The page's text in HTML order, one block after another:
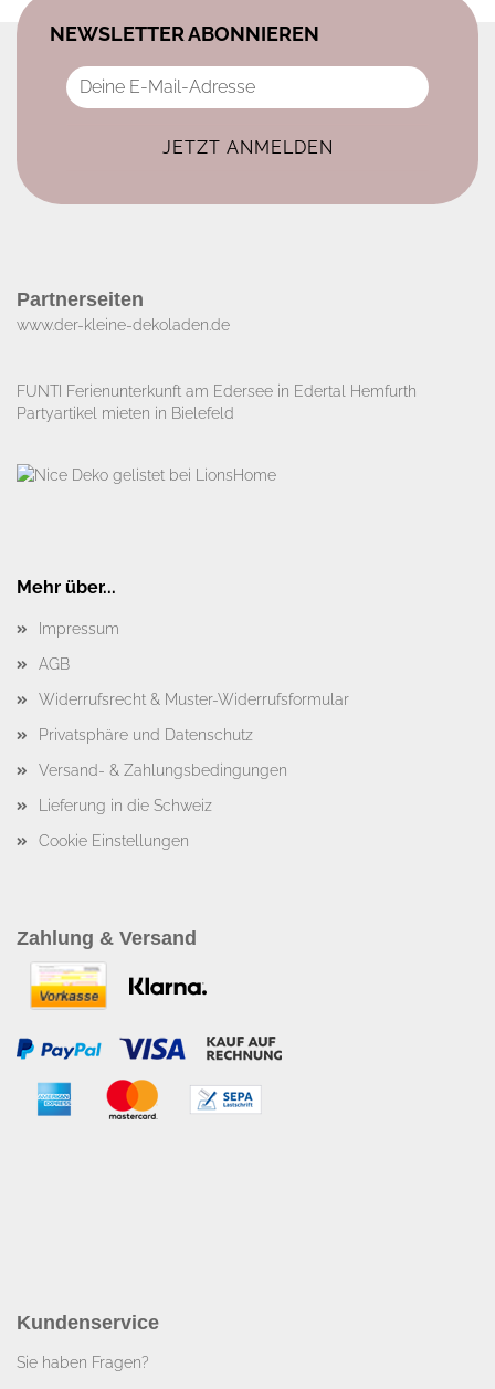
NEWSLETTER ABONNIEREN
Partnerseiten
www.der-kleine-dekoladen.de​
FUNTI Ferienunterkunft am Edersee in Edertal Hemfurth
Partyartikel mieten in Bielefeld
Mehr über...
Impressum
AGB
Widerrufsrecht & Muster-Widerrufsformular
Privatsphäre und Datenschutz
Versand- & Zahlungsbedingungen
Lieferung in die Schweiz
Cookie Einstellungen
Zahlung & Versand
Kundenservice
Sie haben Fragen?